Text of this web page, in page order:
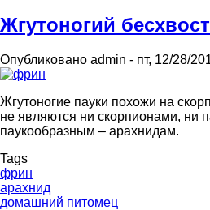
Жгутоногий
Опубликовано admin - пт, 12/28/
Жгутоногие пауки похожи на
не являются ни скорпионами, ни
паукообразным – арахнидам.
Tags
фрин
арахнид
домашний питомец